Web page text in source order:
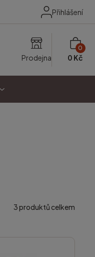
Přihlášení
Prodejna
0
0 Kč
3produktů celkem